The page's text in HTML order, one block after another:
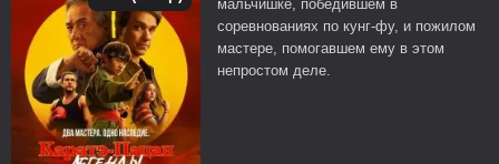
мальчишке, победившем в
соревнованиях по кунг-фу, и пожилом
мастере, помогавшем ему в этом
непростом деле.